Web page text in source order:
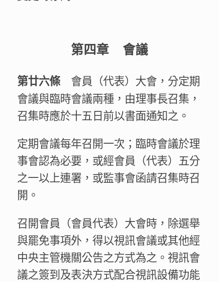
第四章 會議
第廿六條會員（代表）大會，分定期
會議與臨時會議兩種，由理事長召集，
召集時應於十五日前以書面通知之。
定期會議每年召開一次；臨時會議於理
事會認為必要，或經會員（代表）五分
之一以上連署，或監事會函請召集時召
開。
召開會員（會員代表）大會時，除選舉
與罷免事項外，得以視訊會議或其他經
中央主管機關公告之方式為之。視訊會
議之簽到及表決方式配合視訊設備功能